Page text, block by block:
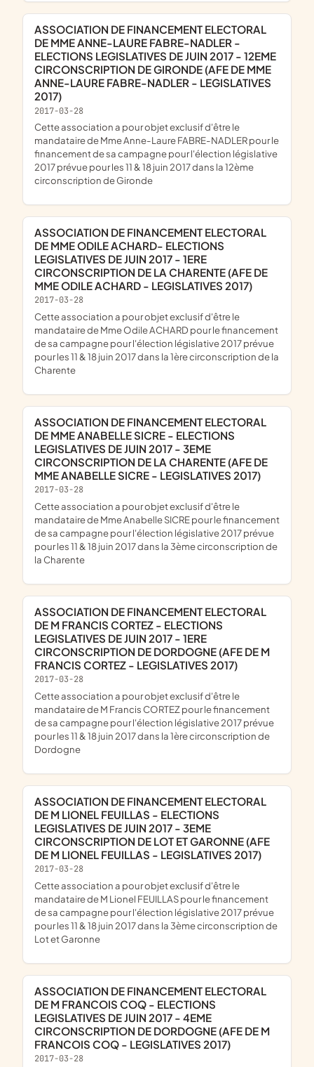
ASSOCIATION DE FINANCEMENT ELECTORAL
DE MME ANNE-LAURE FABRE-NADLER -
ELECTIONS LEGISLATIVES DE JUIN 2017 - 12EME
CIRCONSCRIPTION DE GIRONDE (AFE DE MME
ANNE-LAURE FABRE-NADLER - LEGISLATIVES
2017)
2017-03-28
cette association a pour objet exclusif d'être le
mandataire de Mme Anne-Laure FABRE-NADLER pour le
financement de sa campagne pour l'élection législative
2017 prévue pour les 11 & 18 juin 2017 dans la 12ème
circonscription de Gironde
ASSOCIATION DE FINANCEMENT ELECTORAL
DE MME ODILE ACHARD- ELECTIONS
LEGISLATIVES DE JUIN 2017 - 1ERE
CIRCONSCRIPTION DE LA CHARENTE (AFE DE
MME ODILE ACHARD - LEGISLATIVES 2017)
2017-03-28
cette association a pour objet exclusif d'être le
mandataire de Mme Odile ACHARD pour le financement
de sa campagne pour l'élection législative 2017 prévue
pour les 11 & 18 juin 2017 dans la 1ère circonscription de la
Charente
ASSOCIATION DE FINANCEMENT ELECTORAL
DE MME ANABELLE SICRE - ELECTIONS
LEGISLATIVES DE JUIN 2017 - 3EME
CIRCONSCRIPTION DE LA CHARENTE (AFE DE
MME ANABELLE SICRE - LEGISLATIVES 2017)
2017-03-28
cette association a pour objet exclusif d'être le
mandataire de Mme Anabelle SICRE pour le financement
de sa campagne pour l'élection législative 2017 prévue
pour les 11 & 18 juin 2017 dans la 3ème circonscription de
la Charente
ASSOCIATION DE FINANCEMENT ELECTORAL
DE M FRANCIS CORTEZ - ELECTIONS
LEGISLATIVES DE JUIN 2017 - 1ERE
CIRCONSCRIPTION DE DORDOGNE (AFE DE M
FRANCIS CORTEZ - LEGISLATIVES 2017)
2017-03-28
cette association a pour objet exclusif d'être le
mandataire de M Francis CORTEZ pour le financement
de sa campagne pour l'élection législative 2017 prévue
pour les 11 & 18 juin 2017 dans la 1ère circonscription de
Dordogne
ASSOCIATION DE FINANCEMENT ELECTORAL
DE M LIONEL FEUILLAS - ELECTIONS
LEGISLATIVES DE JUIN 2017 - 3EME
CIRCONSCRIPTION DE LOT ET GARONNE (AFE
DE M LIONEL FEUILLAS - LEGISLATIVES 2017)
2017-03-28
cette association a pour objet exclusif d'être le
mandataire de M Lionel FEUILLAS pour le financement
de sa campagne pour l'élection législative 2017 prévue
pour les 11 & 18 juin 2017 dans la 3ème circonscription de
Lot et Garonne
ASSOCIATION DE FINANCEMENT ELECTORAL
DE M FRANCOIS COQ - ELECTIONS
LEGISLATIVES DE JUIN 2017 - 4EME
CIRCONSCRIPTION DE DORDOGNE (AFE DE M
FRANCOIS COQ - LEGISLATIVES 2017)
2017-03-28